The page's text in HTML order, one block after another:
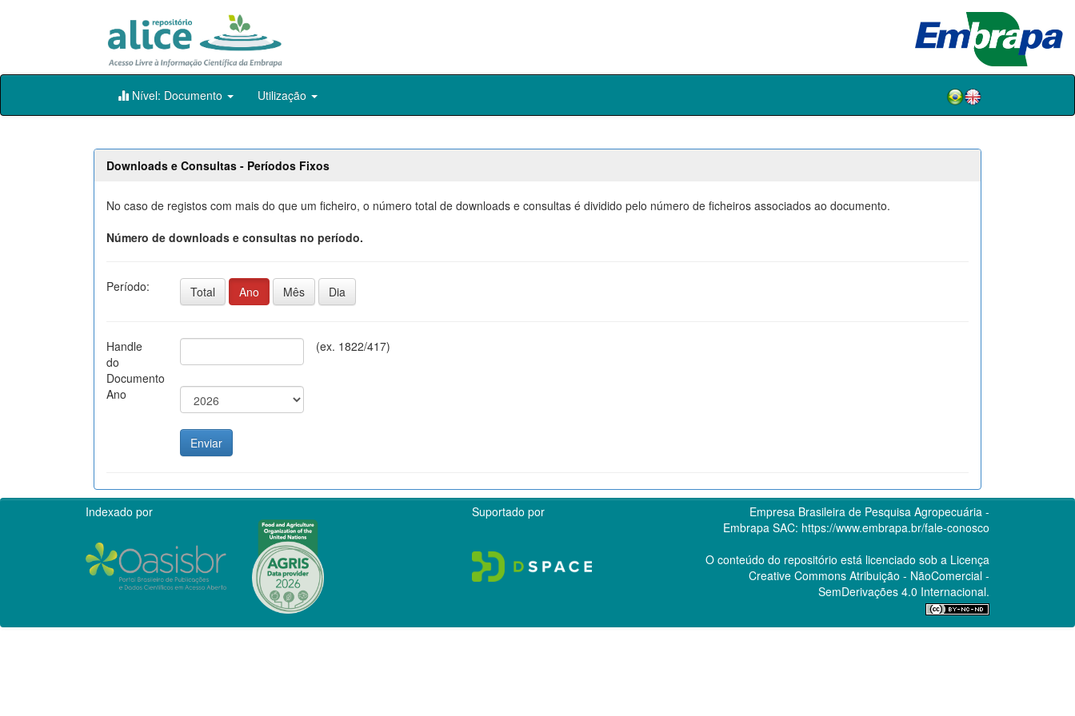
Skip
Nível: Documento Utilização
Downloads e Consultas - Períodos Fixos
No caso de registos com mais do que um ficheiro, o número total de downloads e consultas é dividido pelo número de ficheiros associados ao documento.
Número de downloads e consultas no período.
Período: Total Ano Mês Dia
Handle
do
Documento
(ex. 1822/417)
Ano
Indexado por Suportado por
Empresa Brasileira de Pesquisa Agropecuária -
Embrapa SAC: https://www.embrapa.br/fale-conosco
O conteúdo do repositório está licenciado sob a Licença
Creative CommonsAtribuição - NãoComercial -
SemDerivações 4.0 Internacional.